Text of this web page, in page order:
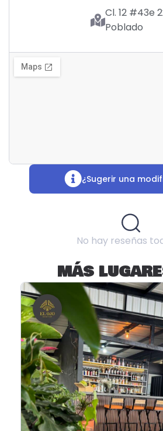
Cl. 12 #43e
Poblado
¿Sugerir una
No hay reseñas
MÁS